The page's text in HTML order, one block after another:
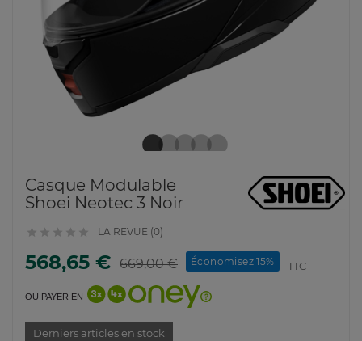
Casque Modulable
Shoei Neotec 3 Noir
     LA REVUE (0)
568,65 € 669,00 € Économisez 15% TTC
OU PAYER EN
Derniers articles en stock